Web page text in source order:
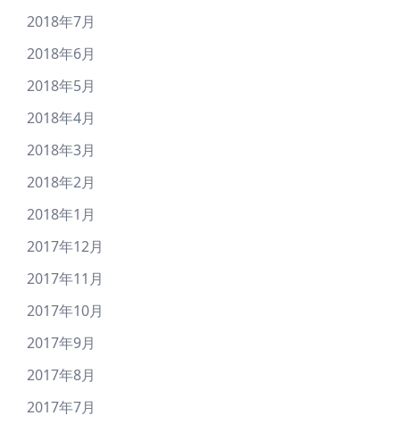
2018年7月
2018年6月
2018年5月
2018年4月
2018年3月
2018年2月
2018年1月
2017年12月
2017年11月
2017年10月
2017年9月
2017年8月
2017年7月